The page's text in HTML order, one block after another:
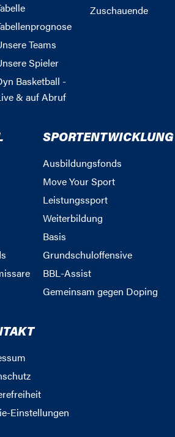
Teams
Spieler
Basketball -
& auf Abruf
Zuschauende
SPORTENTWICKLUNG
Ausbildungsfonds
Move Your Sport
Leistungssport
Weiterbildung
Basis
Grundschuloffensive
BBL-Assist
Gemeinsam gegen Doping
Einstellungen